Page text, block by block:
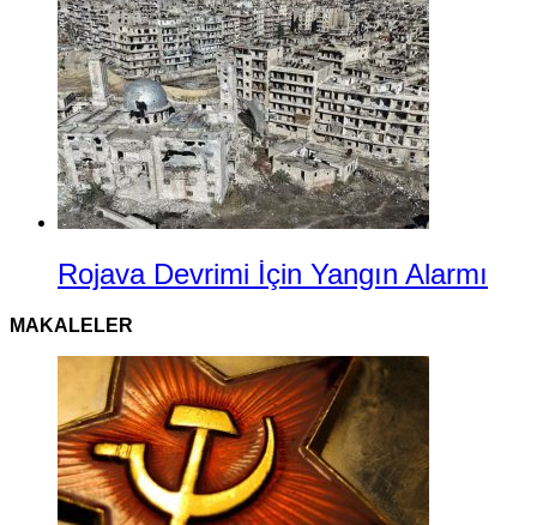
Rojava Devrimi İçin Yangın Alarmı
MAKALELER